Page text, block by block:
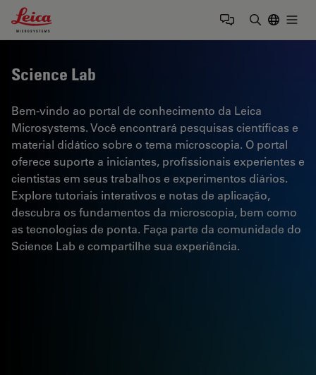
Leica Microsystems Logo
Science Lab
Bem-vindo ao portal de conhecimento da Leica
Microsystems. Você encontrará pesquisas científicas e
material didático sobre o tema microscopia. O portal
oferece suporte a iniciantes, profissionais experientes e
cientistas em seus trabalhos e experimentos diários.
Explore tutoriais interativos e notas de aplicação,
descubra os fundamentos da microscopia, bem como
as tecnologias de ponta. Faça parte da comunidade do
Science Lab e compartilhe sua experiência.